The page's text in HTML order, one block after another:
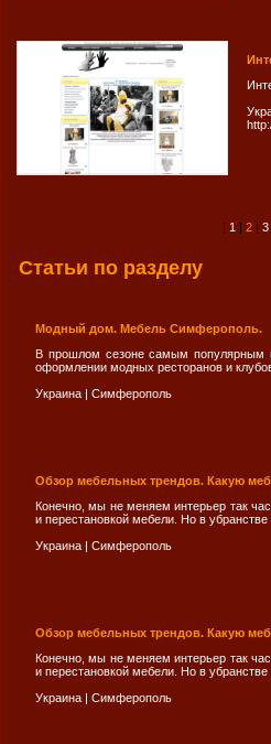
| 1 | 2 | 3
Статьи по разделу
Модный дом. Мебель Симферополь.
В прошлом сезоне самым популярным
оформлении модных ресторанов и
Украина | Симферополь
Обзор мебельных трендов. Какую
Конечно, мы не меняем интерьер так
и перестановкой мебели. Но в убранстве
Украина | Симферополь
Обзор мебельных трендов. Какую
Конечно, мы не меняем интерьер так
и перестановкой мебели. Но в убранстве
Украина | Симферополь